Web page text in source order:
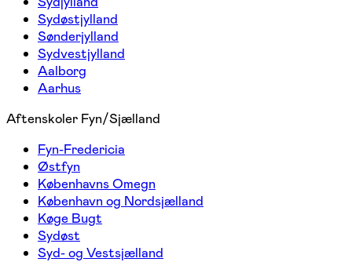
Sydøstjylland
Sønderjylland
Sydvestjylland
Aalborg
Aarhus
Aftenskoler Fyn/Sjælland
Fyn-Fredericia
Østfyn
Københavns Omegn
København og Nordsjælland
Køge Bugt
Sydøst
Syd- og Vestsjælland